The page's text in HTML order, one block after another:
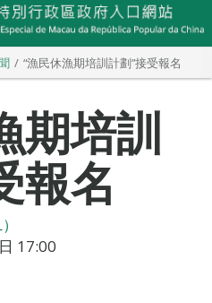
“漁民休漁期培訓計劃”接受報名
期培訓
報名
17:00